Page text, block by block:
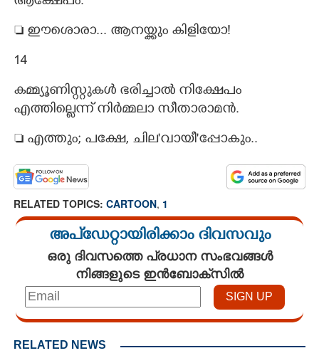
 ഈശൊരാ... ആനയ്ക്കും കിളിയോ!
14
കമ്മ്യൂണിസ്റ്റുകൾ ഭരിച്ചാൽ നിക്ഷേപം
എത്തില്ലെന്ന് നിർമ്മലാ സീതാരാമൻ.
 എത്തും; പക്ഷേ,​ ചില'വായീ"പ്പോകും..
RELATED TOPICS: CARTOON, 1
അപ്ഡേറ്റായിരിക്കാം ദിവസവും
ഒരു ദിവസത്തെ പ്രധാന സംഭവങ്ങൾ
നിങ്ങളുടെ ഇൻബോക്സിൽ
RELATED NEWS